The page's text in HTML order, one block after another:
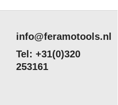
info@feramotools.nl
Tel: +31(0)320
253161